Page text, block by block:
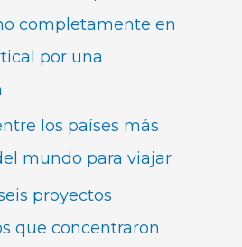
completamente en
por una
los países más
mundo para viajar
proyectos
que concentraron